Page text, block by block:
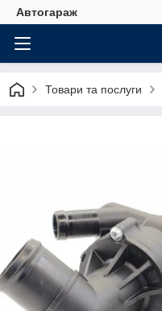
Автогараж
Товари та послуги